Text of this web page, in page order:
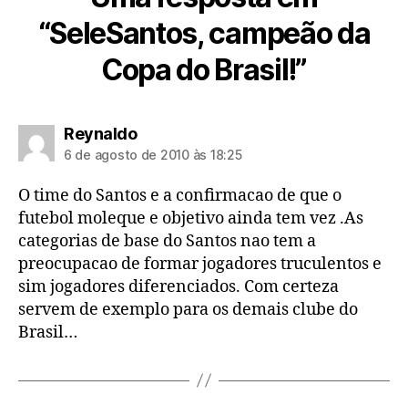
“SeleSantos, campeão da
Copa do Brasil!”
Reynaldodiz:
6 de agosto de 2010 às 18:25
O time do Santos e a confirmacao de que o
futebol moleque e objetivo ainda tem vez .As
categorias de base do Santos nao tem a
preocupacao de formar jogadores truculentos e
sim jogadores diferenciados. Com certeza
servem de exemplo para os demais clube do
Brasil…